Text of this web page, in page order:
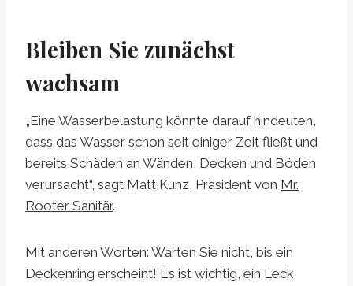
Bleiben Sie zunächst
wachsam
„Eine Wasserbelastung könnte darauf hindeuten,
dass das Wasser schon seit einiger Zeit fließt und
bereits Schäden an Wänden, Decken und Böden
verursacht“, sagt Matt Kunz, Präsident von Mr.
Rooter Sanitär.
Mit anderen Worten: Warten Sie nicht, bis ein
Deckenring erscheint! Es ist wichtig, ein Leck